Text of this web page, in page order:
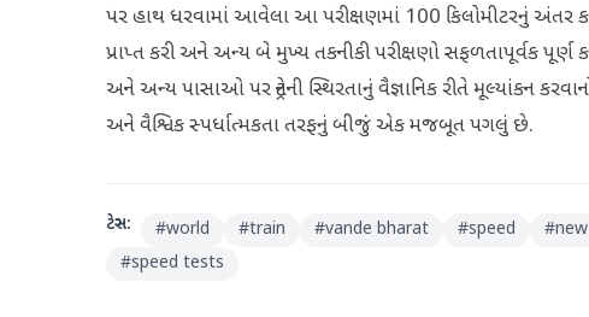
પર હાથ ધરવામાં આવેલા આ પરીક્ષણમાં 100 કિલોમીટરનું અંતર
પ્રાપ્ત કરી અને અન્ય બે મુખ્ય તકનીકી પરીક્ષણો સફળતાપૂર્વક
અને અન્ય પાસાઓ પર ટ્રેનની સ્થિરતાનું વૈજ્ઞાનિક રીતે મૂલ્યાંકન
અને વૈશ્વિક સ્પર્ધાત્મકતા તરફનું બીજું એક મજબૂત પગલું છે.
ટેગ્સ: #world #train #vande bharat #speed #
#speed tests